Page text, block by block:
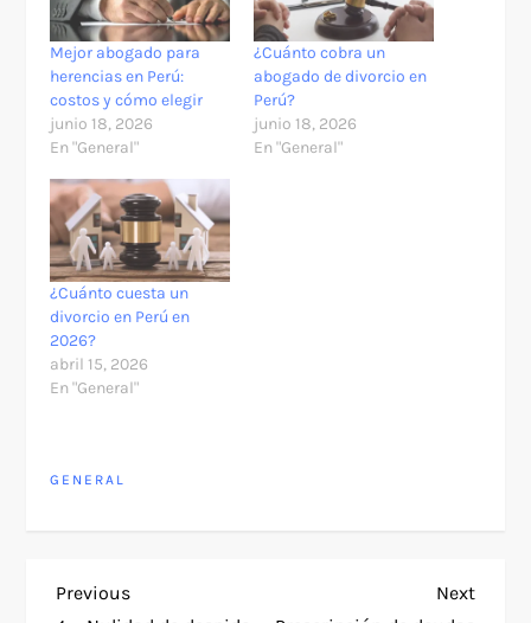
Mejor abogado para
herencias en Perú:
costos y cómo elegir
junio 18, 2026
En "General"
¿Cuánto cobra un
abogado de divorcio en
Perú?
junio 18, 2026
En "General"
¿Cuánto cuesta un
divorcio en Perú en
2026?
abril 15, 2026
En "General"
GENERAL
N
Previous
Previous
Next
Next